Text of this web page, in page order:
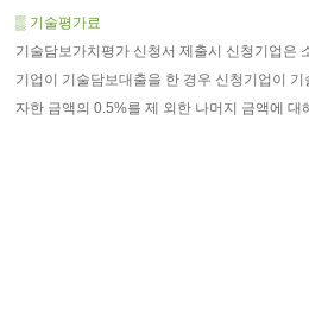
▒ 기술평가료
기술담보가치평가 신청서 제출시 신청기업은
기업이 기술담보대출을 한 경우 신청기업이
자한 금액의 0.5%를 제 외한 나머지 금액에 대